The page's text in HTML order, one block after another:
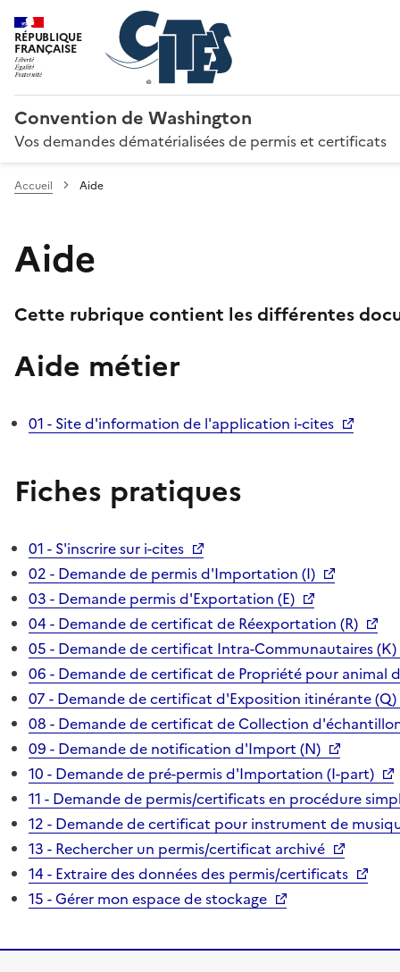
RÉPUBLIQUE
FRANÇAISE
Convention de Washington
Vos demandes dématérialisées de permis et certificats
Accueil Aide
Aide
Cette rubrique contient les différentes
Aide métier
01 - Site d'information de l'application i-cites
Fiches pratiques
01 - S'inscrire sur i-cites
02 - Demande de permis d'Importation (I)
03 - Demande permis d'Exportation (E)
04 - Demande de certificat de Réexportation (R)
05 - Demande de certificat Intra-Communautaires (K)
06 - Demande de certificat de Propriété pour animal
07 - Demande de certificat d'Exposition itinérante (Q)
08 - Demande de certificat de Collection
09 - Demande de notification d'Import (N)
10 - Demande de pré-permis d'Importation (I-part)
11 - Demande de permis/certificats en procédure
12 - Demande de certificat pour instrument de
13 - Rechercher un permis/certificat archivé
14 - Extraire des données des permis/certificats
15 - Gérer mon espace de stockage